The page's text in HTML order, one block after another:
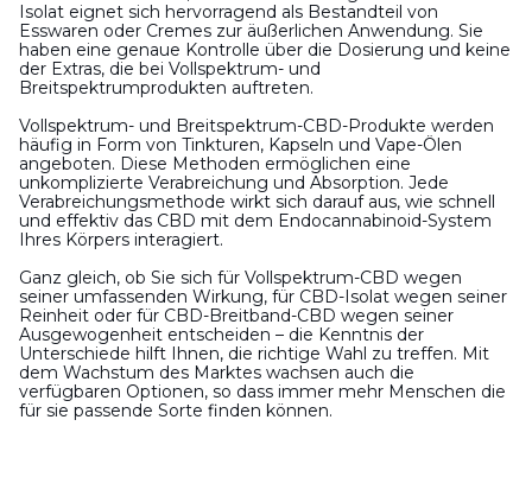
Isolat eignet sich hervorragend als Bestandteil von
Esswaren oder Cremes zur äußerlichen Anwendung. Sie
haben eine genaue Kontrolle über die Dosierung und keine
der Extras, die bei Vollspektrum- und
Breitspektrumprodukten auftreten.
Vollspektrum- und Breitspektrum-CBD-Produkte werden
häufig in Form von Tinkturen, Kapseln und Vape-Ölen
angeboten. Diese Methoden ermöglichen eine
unkomplizierte Verabreichung und Absorption. Jede
Verabreichungsmethode wirkt sich darauf aus, wie schnell
und effektiv das CBD mit dem Endocannabinoid-System
Ihres Körpers interagiert.
Ganz gleich, ob Sie sich für Vollspektrum-CBD wegen
seiner umfassenden Wirkung, für CBD-Isolat wegen seiner
Reinheit oder für CBD-Breitband-CBD wegen seiner
Ausgewogenheit entscheiden – die Kenntnis der
Unterschiede hilft Ihnen, die richtige Wahl zu treffen. Mit
dem Wachstum des Marktes wachsen auch die
verfügbaren Optionen, so dass immer mehr Menschen die
für sie passende Sorte finden können.